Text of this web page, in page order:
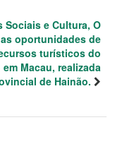
Sociais e Cultura, O
oportunidades de
turísticos do
Macau, realizada
de Hainão.